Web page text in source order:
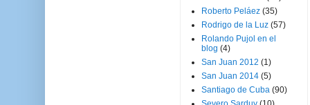
Roberto Peláez (35)
Rodrigo de la Luz (57)
Rolando Pujol en el
blog (4)
San Juan 2012 (1)
San Juan 2014 (5)
Santiago de Cuba (90)